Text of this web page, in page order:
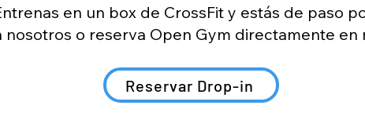
en un box de CrossFit y estás de paso
nosotros o reserva Open Gym directamente en
Reservar Drop-in